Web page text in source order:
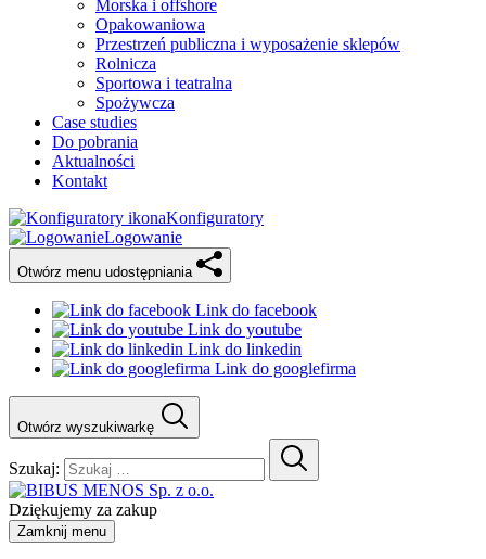
Morska i offshore
Opakowaniowa
Przestrzeń publiczna i wyposażenie sklepów
Rolnicza
Sportowa i teatralna
Spożywcza
Case studies
Do pobrania
Aktualności
Kontakt
Konfiguratory
Logowanie
Otwórz menu udostępniania
Link do facebook
Link do youtube
Link do linkedin
Link do googlefirma
Otwórz wyszukiwarkę
Szukaj:
Dziękujemy za zakup
Zamknij menu